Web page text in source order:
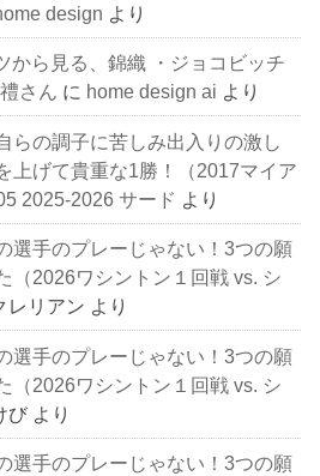
design より
から見る、錦織 ・ジョコビッチ
さん に home design ai より
らの調子に苦しみ出入りの激し
上げて貴重な1勝！（2017マイア
2025-2026 サード より
選手のプレーじゃない！3つの願
（2026ワシントン１回戦 vs. シ
レリアン より
選手のプレーじゃない！3つの願
（2026ワシントン１回戦 vs. シ
び より
選手のプレーじゃない！3つの願